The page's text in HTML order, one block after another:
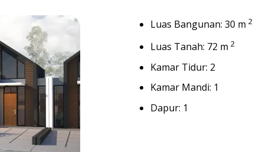
Luas Bangunan: 30 m2
Luas Tanah: 72 m2
Kamar Tidur: 2
Kamar Mandi: 1
Dapur: 1